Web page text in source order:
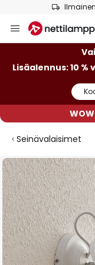
to
Lisäalennus: 10 %
Seinävalaisimet
Skip
to
the
end
of
the
images